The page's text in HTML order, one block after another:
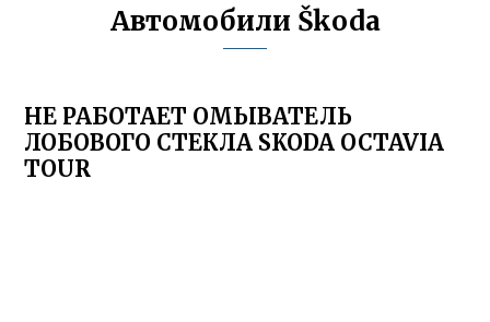
Автомобили Škoda
НЕ РАБОТАЕТ ОМЫВАТЕЛЬ
ЛОБОВОГО СТЕКЛА SKODA OCTAVIA
TOUR